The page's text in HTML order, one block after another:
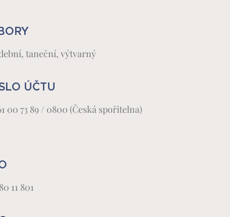
taneční, výtvarný
ÚČTU
00 73 89 / 0800 (Česká spořitelna)
11 801